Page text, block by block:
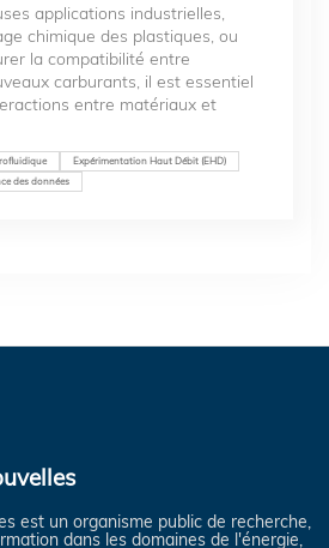
applications industrielles,
chimique des plastiques, ou
la compatibilité entre
carburants, il est essentiel
entre matériaux et
Expérimentation Haut Débit (EHD)
des données
est un organisme public de recherche,
dans les domaines de l'énergie,